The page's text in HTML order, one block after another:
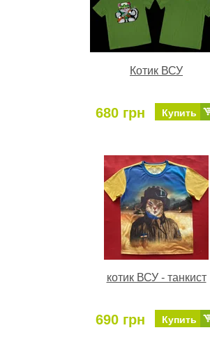
Котик ВСУ
680 грн Купить
котик ВСУ - танкист
690 грн Купить